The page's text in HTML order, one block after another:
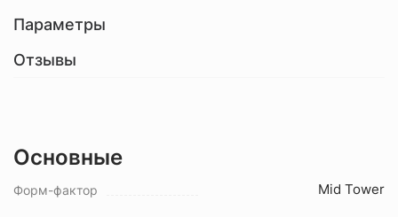
Параметры
Отзывы
Основные
Форм-фактор Mid Tower